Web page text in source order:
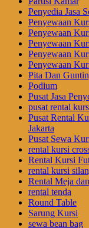
Penyedia Jasa
Penyewaan
Penyewaan
Penyewaan
Penyewaan
Penyewaan
Pita Dan
Podium
Pusat Jasa
pusat rental
Pusat Rental
Jakarta
Pusat Sewa
rental kursi
Rental Kursi
rental kursi
Rental Meja
rental tenda
Round Table
Sarung Kursi
sewa bean bag